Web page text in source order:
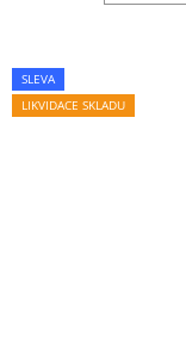
SLEVA
LIKVIDACE SKLADU